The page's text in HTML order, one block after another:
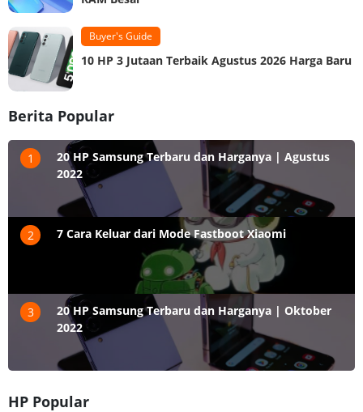
Buyer's Guide
10 HP 3 Jutaan Terbaik Agustus 2026 Harga Baru
Berita Popular
1
20 HP Samsung Terbaru dan Harganya | Agustus
2022
2 7 Cara Keluar dari Mode Fastboot Xiaomi
3
20 HP Samsung Terbaru dan Harganya | Oktober
2022
HP Popular